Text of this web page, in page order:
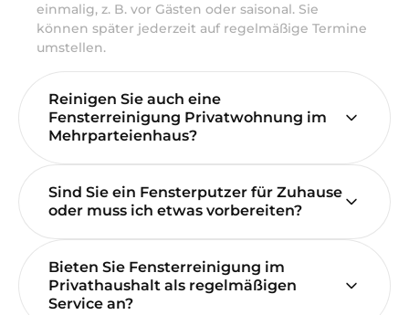
einmalig, z. B. vor Gästen oder saisonal. Sie
können später jederzeit auf regelmäßige Termine
umstellen.
Reinigen Sie auch eine
Fensterreinigung Privatwohnung im
Mehrparteienhaus?
Sind Sie ein Fensterputzer für Zuhause
oder muss ich etwas vorbereiten?
Bieten Sie Fensterreinigung im
Privathaushalt als regelmäßigen
Service an?